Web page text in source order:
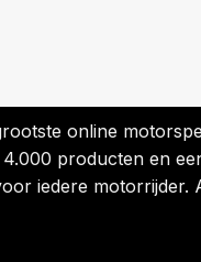
online
producten en
iedere motorrijder.